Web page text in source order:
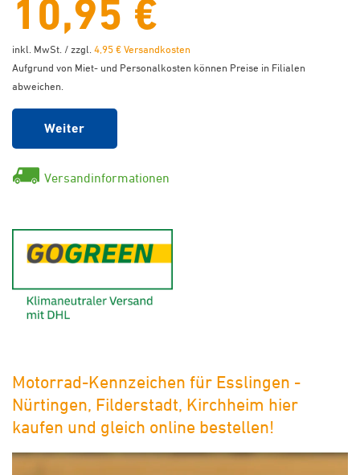
10,95 €
inkl. MwSt. / zzgl. 4,95 € Versandkosten
Aufgrund von Miet- und Personalkosten können Preise in Filialen
abweichen.
Weiter
Versandinformationen
Motorrad-Kennzeichen für Esslingen -
Nürtingen, Filderstadt, Kirchheim hier
kaufen und gleich online bestellen!